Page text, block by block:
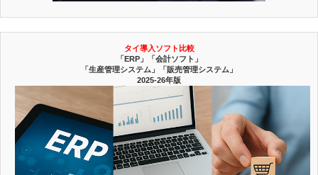
タイ導入ソフト比較
「ERP」「会計ソフト」
「生産管理システム」「販売管理システム」
2025-26年版